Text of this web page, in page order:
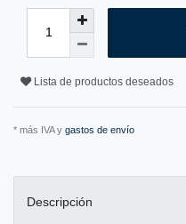
Lista de productos deseados
* más IVA y gastos de envío
Descripción